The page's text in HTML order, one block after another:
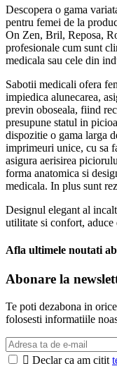
Descopera o gama
pentru femei de la
On Zen, Bril, Reposa,
profesionale cum sunt
medicala sau cele din
Sabotii medicali ofera
impiedica alunecarea,
previn oboseala, fiind
presupune statul in
dispozitie o gama larga
imprimeuri unice, cu sa
asigura aerisirea
forma anatomica si
medicala. In plus sunt
Designul elegant al
utilitate si confort, aduce
Afla ultimele noutati
Abonare la
Te poti dezabona in
folosesti informatiile
 Declar ca am citit